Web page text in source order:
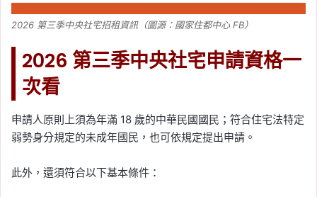
2026 第三季中央社宅招租資訊（圖源：國家住都中心 FB）
2026 第三季中央社宅申請資格一
次看
申請人原則上須為年滿 18 歲的中華民國國民；符合住宅法特定
弱勢身分規定的未成年國民，也可依規定提出申請。
此外，還須符合以下基本條件：